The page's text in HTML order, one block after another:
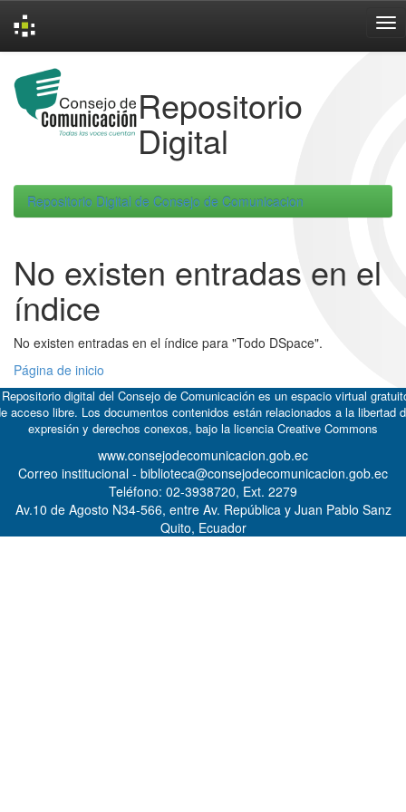
navigation
Repositorio
Digital
Repositorio Digital de Consejo de Comunicacion
No existen entradas en el
índice
No existen entradas en el índice para "Todo DSpace".
Página de inicio
digital del Consejo de Comunicación es un espacio virtual
acceso libre. Los documentos contenidos están relacionados a la libertad
expresión y derechos conexos, bajo la licencia Creative Commons
www.consejodecomunicacion.gob.ec
Correo institucional - biblioteca@consejodecomunicacion.gob.ec
Teléfono: 02-3938720, Ext. 2279
Av.10 de Agosto N34-566, entre Av. República y Juan Pablo Sanz
Quito, Ecuador